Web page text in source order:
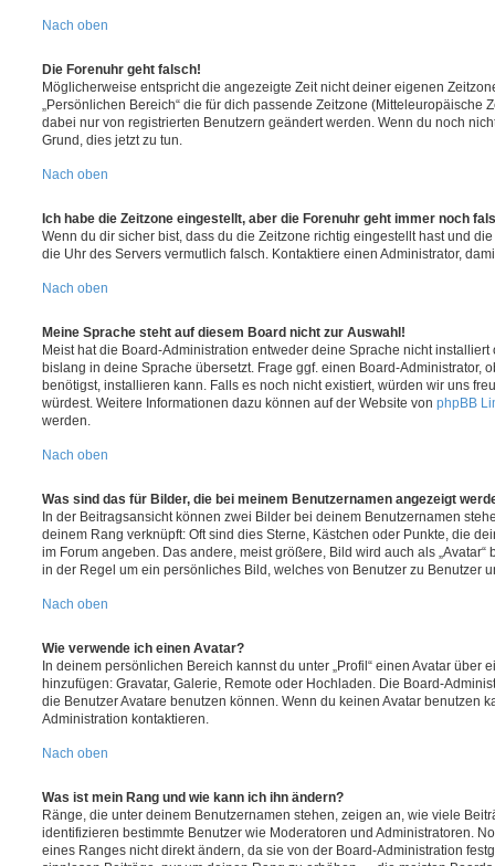
Nach oben
Die Forenuhr geht falsch!
Möglicherweise entspricht die angezeigte Zeit nicht deiner eigenen
„Persönlichen Bereich“ die für dich passende Zeitzone (Mitteleuropäische
dabei nur von registrierten Benutzern geändert werden. Wenn du noch
Grund, dies jetzt zu tun.
Nach oben
Ich habe die Zeitzone eingestellt, aber die Forenuhr geht immer noch
Wenn du dir sicher bist, dass du die Zeitzone richtig eingestellt hast und
die Uhr des Servers vermutlich falsch. Kontaktiere einen Administrator,
Nach oben
Meine Sprache steht auf diesem Board nicht zur Auswahl!
Meist hat die Board-Administration entweder deine Sprache nicht
bislang in deine Sprache übersetzt. Frage ggf. einen Board-Administrator,
benötigst, installieren kann. Falls es noch nicht existiert, würden wir uns
würdest. Weitere Informationen dazu können auf der Website von phpBB
werden.
Nach oben
Was sind das für Bilder, die bei meinem Benutzernamen angezeigt
In der Beitragsansicht können zwei Bilder bei deinem Benutzernamen
deinem Rang verknüpft: Oft sind dies Sterne, Kästchen oder Punkte, die
im Forum angeben. Das andere, meist größere, Bild wird auch als
in der Regel um ein persönliches Bild, welches von Benutzer zu Benutzer
Nach oben
Wie verwende ich einen Avatar?
In deinem persönlichen Bereich kannst du unter „Profil“ einen Avatar über
hinzufügen: Gravatar, Galerie, Remote oder Hochladen. Die Board-
die Benutzer Avatare benutzen können. Wenn du keinen Avatar benutzen
Administration kontaktieren.
Nach oben
Was ist mein Rang und wie kann ich ihn ändern?
Ränge, die unter deinem Benutzernamen stehen, zeigen an, wie viele
identifizieren bestimmte Benutzer wie Moderatoren und Administratoren.
eines Ranges nicht direkt ändern, da sie von der Board-Administration